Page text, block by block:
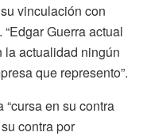
vinculación con
Guerra actual
la actualidad ningún
que represento”.
en su contra
contra por